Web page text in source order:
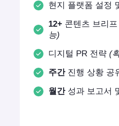
현지 플랫폼 설정
12+ 콘텐츠 브리
능)
디지털 PR 전략 (
주간진행 상황 공
월간성과 보고서